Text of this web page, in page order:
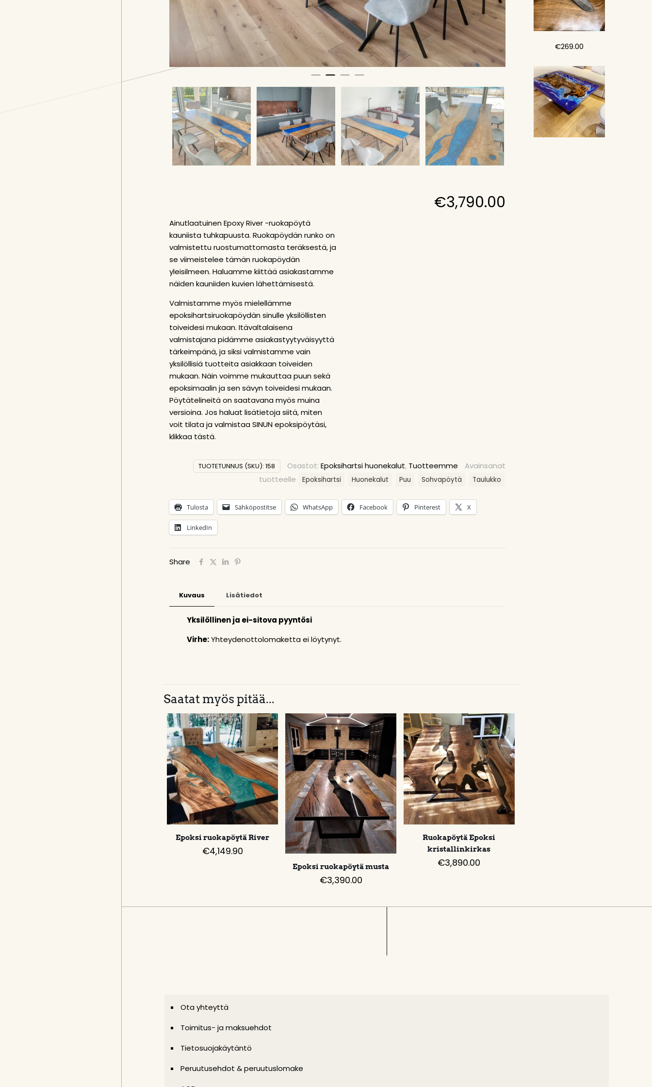
€3,790.00
Ainutlaatuinen Epoxy River -ruokapöytä
kauniista tuhkapuusta. Ruokapöydän runko on
valmistettu ruostumattomasta teräksestä, ja
se viimeistelee tämän ruokapöydän
yleisilmeen. Haluamme kiittää asiakastamme
näiden kauniiden kuvien lähettämisestä.
Valmistamme myös mielellämme
epoksihartsiruokapöydän sinulle yksilöllisten
toiveidesi mukaan. Itävaltalaisena
valmistajana pidämme asiakastyytyväisyyttä
tärkeimpänä, ja siksi valmistamme vain
yksilöllisiä tuotteita asiakkaan toiveiden
mukaan. Näin voimme mukauttaa puun sekä
epoksimaalin ja sen sävyn toiveidesi mukaan.
Pöytätelineitä on saatavana myös muina
versioina. Jos haluat lisätietoja siitä, miten
voit tilata ja valmistaa SINUN epoksipöytäsi,
klikkaa tästä.
TUOTETUNNUS (SKU):158 Osastot:Epoksihartsi huonekalut, Tuotteemme
Avainsanat
tuotteelle
Epoksihartsi Huonekalut Puu Sohvapöytä Taulukko
Tulosta Sähköpostitse WhatsApp Facebook Pinterest X
LinkedIn
Share
Kuvaus Lisätiedot
Yksilöllinen ja ei-sitova pyyntösi
Virhe:Yhteydenottolomaketta ei löytynyt.
Saatat myös pitää...
Epoksi ruokapöytä River
€4,149.90
Epoksi ruokapöytä musta
€3,390.00
Ruokapöytä Epoksi
kristallinkirkas
€3,890.00
€269.00
Ota yhteyttä
Toimitus- ja maksuehdot
Tietosuojakäytäntö
Peruutusehdot & peruutuslomake